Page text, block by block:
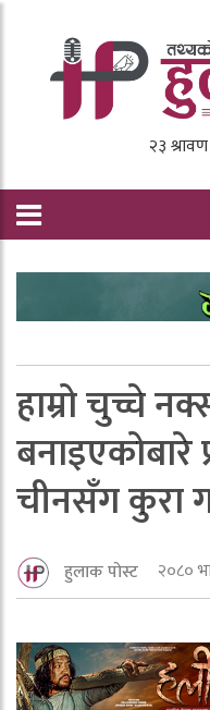
हाम्रो चुच्चे
बनाइएकोबारे
चीनसँग कुरा
हुलाक पोस्ट २०८०